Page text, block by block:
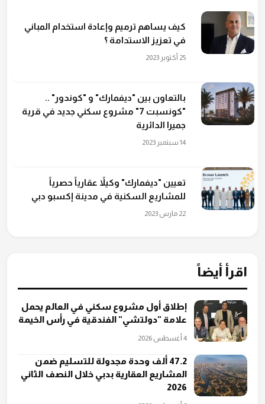
كيف يساهم ترميم وإعادة استخدام المباني
في تعزيز الاستدامة ؟
25 أكتوبر 2023
بالتعاون بين "ديفمارك" و "كوندور" ..
"كونسبت 7" مشروع سكني جديد في قرية
جميرا الدائرية
14 سبتمبر 2023
تعيين "ديفمارك" وكيلاً عقارياً حصرياً
للمشاريع السكنية في مدينة إكسبو دبي
22 مارس 2023
اقرأ أيضاً
إطلاق أول مشروع سكني في العالم يحمل
علامة "دولتشي" الفندقية في رأس الخيمة
4 أغسطس 2026
47.2 ألف وحدة مجدولة للتسليم ضمن
المشاريع العقارية بدبي خلال النصف الثاني
2026